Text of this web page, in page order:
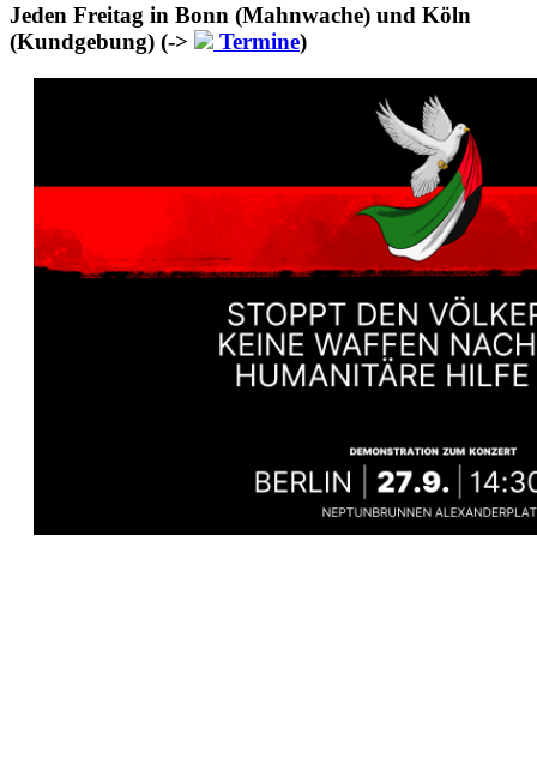
Jeden Freitag in Bonn (Mahnwache) und Köln
(Kundgebung) (->
Termine)